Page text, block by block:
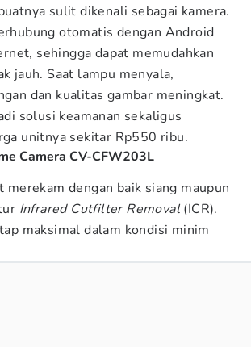
sulit dikenali sebagai kamera.
otomatis dengan Android
sehingga dapat memudahkan
jauh. Saat lampu menyala,
dan kualitas gambar meningkat.
solusi keamanan sekaligus
unitnya sekitar Rp550 ribu.
Camera CV-CFW203L
merekam dengan baik siang maupun
Infrared Cutfilter Removal(ICR).
maksimal dalam kondisi minim